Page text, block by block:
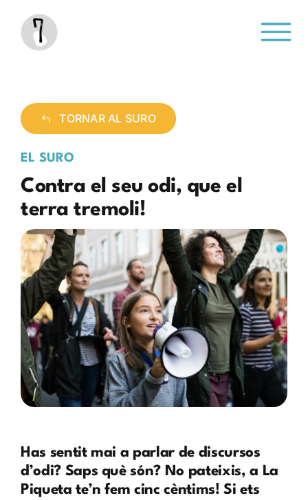
contenido
TORNAR AL SURO
EL SURO
Contra el seu odi, que el
terra tremoli!
Has sentit mai a parlar de discursos
d’odi? Saps què són? No pateixis, a La
Piqueta te’n fem cinc cèntims! Si ets